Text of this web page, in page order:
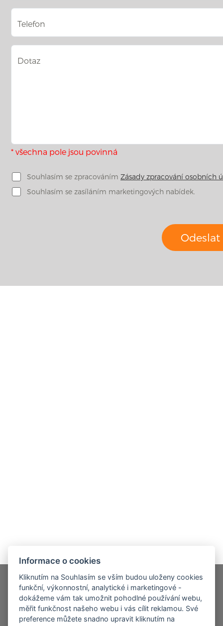
Telefon
Dotaz
* všechna pole jsou povinná
Souhlasím se zpracováním Zásady zpracování osobních
Souhlasím se zasíláním marketingových nabídek.
© 2026, DM CARGO PRAHA s.r.o. – všechna práva
vyhrazena
Informace o cookies
Kliknutím na Souhlasím se vším budou uloženy cookies
funkční, výkonnostní, analytické i marketingové -
dokážeme vám tak umožnit pohodlné používání webu,
měřit funkčnost našeho webu i vás cílit reklamou. Své
preference můžete snadno upravit kliknutím na